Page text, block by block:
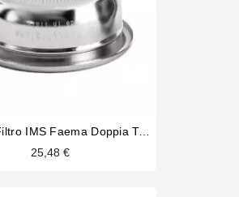
Cestello Filtro IMS Faema Doppia Tazza 12 / 18gr
25,48 €